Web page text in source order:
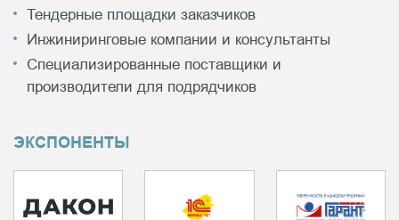
Тендерные площадки заказчиков
Инжиниринговые компании и консультанты
Специализированные поставщики и
производители для подрядчиков
ЭКСПОНЕНТЫ